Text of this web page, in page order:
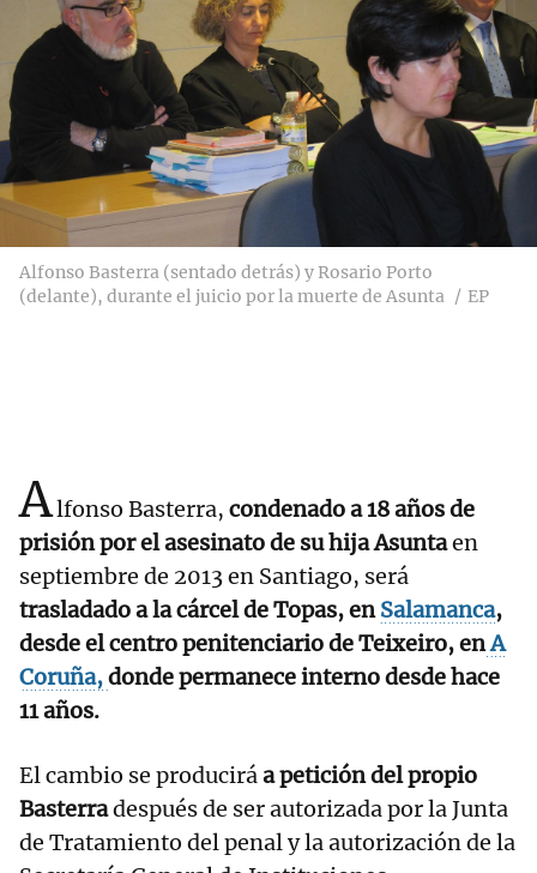
Alfonso Basterra (sentado detrás) y Rosario Porto
(delante), durante el juicio por la muerte de Asunta
EP
Alfonso Basterra, condenado a 18 años de
prisión por el asesinato de su hija Asuntaen
septiembre de 2013 en Santiago, será
trasladado a la cárcel de Topas, enSalamanca,
desde el centro penitenciario de Teixeiro, enA
Coruña,donde permanece interno desde hace
11 años.
El cambio se produciráa petición del propio
Basterradespués de ser autorizada por la Junta
de Tratamiento del penal y la autorización de la